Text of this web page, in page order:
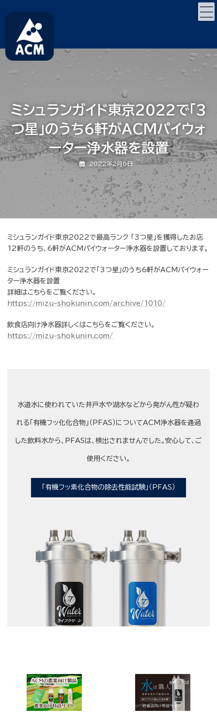
キ
ゲ
に
移
ミシュランガイド東京2022で「3
つ星」のうち6軒がACMパイウォ
ーター浄水器を設置
2022年2月6日
ミシュランガイド東京2022で最高ランク 「3つ星」を獲得したお店
12軒のうち、6軒がACMパイウォーター浄水器を設置しております。
ミシュランガイド東京2022で「3つ星」のうち6軒がACMパイウォー
ター浄水器を設置
詳細はこちらをご覧ください。
https://mizu-shokunin.com/archive/1010/
飲食店向け浄水器詳しくはこちらをご覧ください。
https://mizu-shokunin.com/
水道水に使われていた井戸水や湖水などから発がん性が疑わ
れる「有機フッ化化合物」（PFAS）についてACM浄水器を通過
した飲料水から、PFASは、検出されませんでした。安心して、ご
使用ください。
「有機フッ素化合物の除去性能試験」（PFAS）